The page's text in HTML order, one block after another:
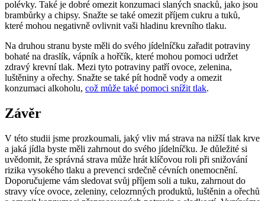
polévky. Také je dobré omezit konzumaci slaných snacků, jako jsou
brambůrky a chipsy. Snažte se také omezit příjem cukru a tuků,
které mohou negativně ovlivnit vaši hladinu krevního tlaku.
Na druhou stranu byste měli do svého jídelníčku zařadit potraviny
bohaté na draslík, vápník a hořčík, které mohou pomoci udržet
zdravý krevní tlak. Mezi tyto potraviny patří ovoce, zelenina,
luštěniny a ořechy. Snažte se také pít hodně vody a omezit
konzumaci alkoholu, což může také pomoci snížit tlak.
Závěr
V této studii jsme prozkoumali, jaký vliv má strava na nižší tlak krve
a jaká jídla byste měli zahrnout do svého jídelníčku. Je důležité si
uvědomit, že správná strava může hrát klíčovou roli při snižování
rizika vysokého tlaku a prevenci srdečně cévních onemocnění.
Doporučujeme vám sledovat svůj příjem soli a tuku, zahrnout do
stravy více ovoce, zeleniny, celozrnných produktů, luštěnin a ořechů